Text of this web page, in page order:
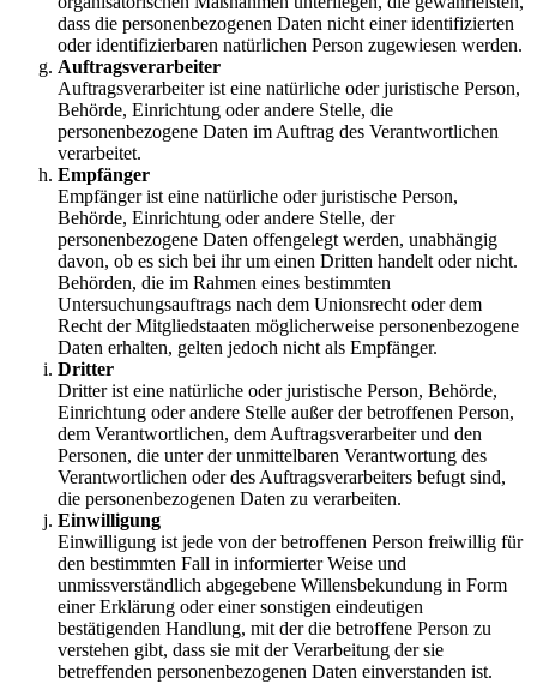
dass die personenbezogenen Daten nicht einer identifizierten
oder identifizierbaren natürlichen Person zugewiesen werden.
Auftragsverarbeiter
Auftragsverarbeiter ist eine natürliche oder juristische Person,
Behörde, Einrichtung oder andere Stelle, die
personenbezogene Daten im Auftrag des Verantwortlichen
verarbeitet.
Empfänger
Empfänger ist eine natürliche oder juristische Person,
Behörde, Einrichtung oder andere Stelle, der
personenbezogene Daten offengelegt werden, unabhängig
davon, ob es sich bei ihr um einen Dritten handelt oder nicht.
Behörden, die im Rahmen eines bestimmten
Untersuchungsauftrags nach dem Unionsrecht oder dem
Recht der Mitgliedstaaten möglicherweise personenbezogene
Daten erhalten, gelten jedoch nicht als Empfänger.
Dritter
Dritter ist eine natürliche oder juristische Person, Behörde,
Einrichtung oder andere Stelle außer der betroffenen Person,
dem Verantwortlichen, dem Auftragsverarbeiter und den
Personen, die unter der unmittelbaren Verantwortung des
Verantwortlichen oder des Auftragsverarbeiters befugt sind,
die personenbezogenen Daten zu verarbeiten.
Einwilligung
Einwilligung ist jede von der betroffenen Person freiwillig für
den bestimmten Fall in informierter Weise und
unmissverständlich abgegebene Willensbekundung in Form
einer Erklärung oder einer sonstigen eindeutigen
bestätigenden Handlung, mit der die betroffene Person zu
verstehen gibt, dass sie mit der Verarbeitung der sie
betreffenden personenbezogenen Daten einverstanden ist.